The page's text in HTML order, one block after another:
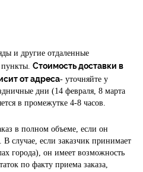
и другие отдаленные
Стоимость доставки в
от адреса- уточняйте у
дни (14 февраля, 8 марта
в промежутке 4-8 часов.
в полном объеме, если он
В случае, если заказчик принимает
города), он имеет возможность
по факту приема заказа,